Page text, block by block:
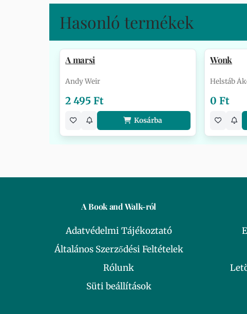
Hasonló termékek
A marsi
Andy Weir
2 495 Ft
Kosárba
Wonk
Helstáb
0 Ft
A Book and Walk-ról
Adatvédelmi Tájékoztató
Általános Szerződési Feltételek
Rólunk
Süti beállítások